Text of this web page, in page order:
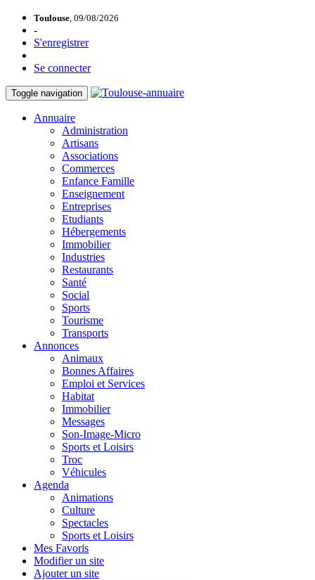
Toulouse, 09/08/2026
-
S'enregistrer
Se connecter
Toggle navigation
Annuaire
Administration
Artisans
Associations
Commerces
Enfance Famille
Enseignement
Entreprises
Etudiants
Hébergements
Immobilier
Industries
Restaurants
Santé
Social
Sports
Tourisme
Transports
Annonces
Animaux
Bonnes Affaires
Emploi et Services
Habitat
Immobilier
Messages
Son-Image-Micro
Sports et Loisirs
Troc
Véhicules
Agenda
Animations
Culture
Spectacles
Sports et Loisirs
Mes Favoris
Modifier un site
Ajouter un site